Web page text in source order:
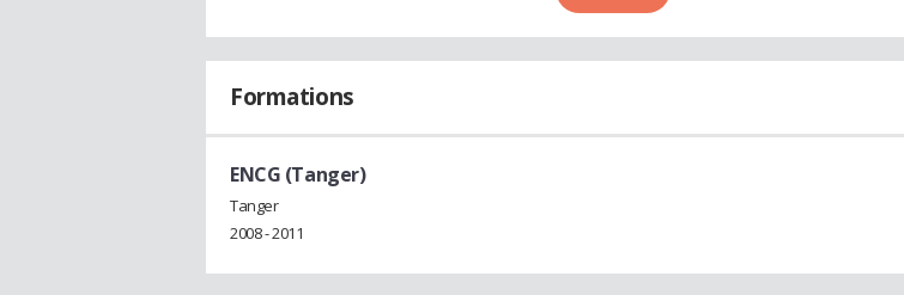
Formations
ENCG (Tanger)
Tanger
2008 - 2011